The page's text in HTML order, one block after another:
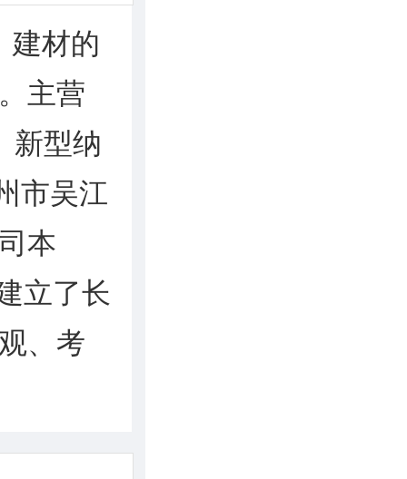
建材的
主营
新型纳
市吴江
本
立了长
、考